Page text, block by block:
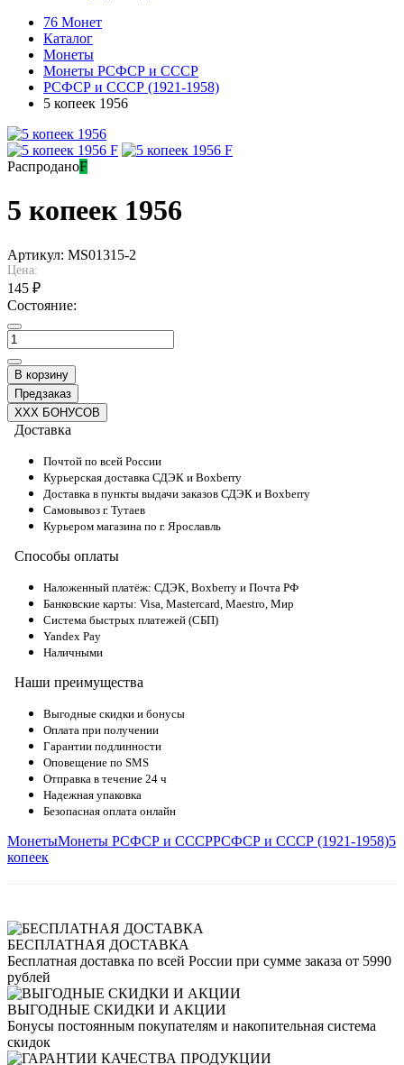
76 Монет
Каталог
Монеты
Монеты РСФСР и СССР
РСФСР и СССР (1921-1958)
5 копеек 1956
РаспроданоF
5 копеек 1956
Артикул: MS01315-2
Цена:
145 ₽
Состояние:
В корзину
Предзаказ
XXX БОНУСОВ
Доставка
Почтой по всей России
Курьерская доставка СДЭК и Boxberry
Доставка в пункты выдачи заказов СДЭК и Boxberry
Самовывоз г. Тутаев
Курьером магазина по г. Ярославль
Способы оплаты
Наложенный платёж: СДЭК, Boxberry и Почта РФ
Банковские карты: Visa, Mastercard, Maestro, Мир
Система быстрых платежей (СБП)
Yandex Pay
Наличными
Наши преимущества
Выгодные скидки и бонусы
Оплата при получении
Гарантии подлинности
Оповещение по SMS
Отправка в течение 24 ч
Надежная упаковка
Безопасная оплата онлайн
МонетыМонеты РСФСР и СССРРСФСР и СССР (1921-1958)5
копеек
БЕСПЛАТНАЯ ДОСТАВКА
Бесплатная доставка по всей России при сумме заказа от 5990
рублей
ВЫГОДНЫЕ СКИДКИ И АКЦИИ
Бонусы постоянным покупателям и накопительная система
скидок